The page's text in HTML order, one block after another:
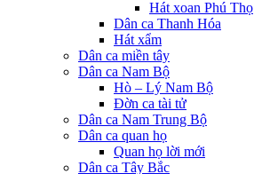
Hát xoan Phú Thọ
Dân ca Thanh Hóa
Hát xẩm
Dân ca miền tây
Dân ca Nam Bộ
Hò – Lý Nam Bộ
Đờn ca tài tử
Dân ca Nam Trung Bộ
Dân ca quan họ
Quan họ lời mới
Dân ca Tây Bắc